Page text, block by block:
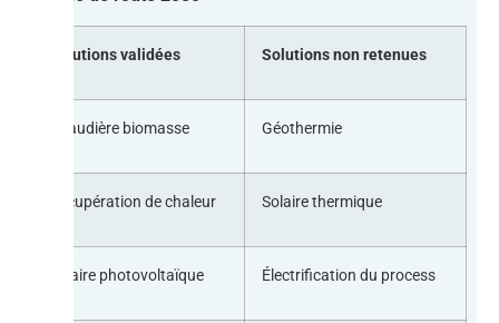
Solutions validées Solutions non retenues
Chaudière biomasse Géothermie
Récupération de chaleur Solaire thermique
Solaire photovoltaïque Électrification du process